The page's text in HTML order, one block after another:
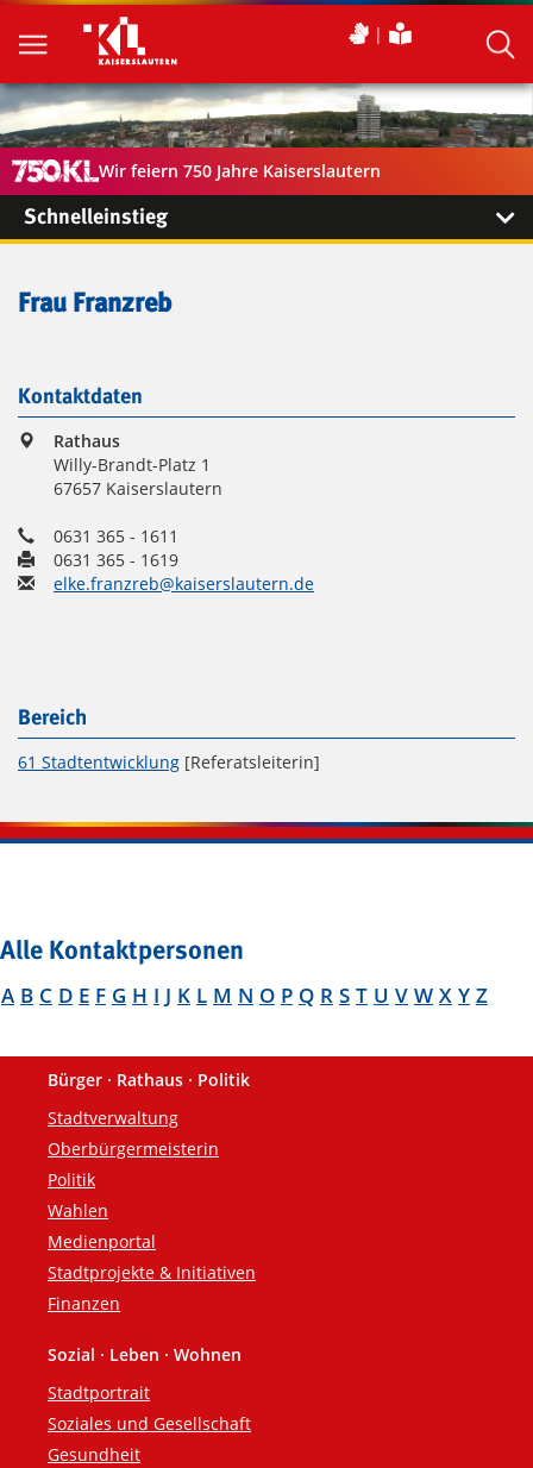
Wir feiern 750 Jahre Kaiserslautern
Schnelleinstieg
Frau Franzreb
Kontaktdaten
Rathaus
Willy-Brandt-Platz 1
67657 Kaiserslautern
0631 365 - 1611
0631 365 - 1619
elke.franzreb@kaiserslautern.de
Bereich
61 Stadtentwicklung [Referatsleiterin]
Alle Kontaktpersonen
A B C D E F G H I J K L M N O P Q R S T U V W X Y Z
Fußzeile
Bürger · Rathaus · Politik
Stadtverwaltung
Oberbürgermeisterin
Politik
Wahlen
Medienportal
Stadtprojekte & Initiativen
Finanzen
Sozial · Leben · Wohnen
Stadtportrait
Soziales und Gesellschaft
Gesundheit